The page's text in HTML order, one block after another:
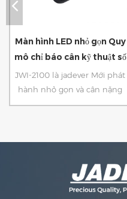
Màn hình LED nhỏ gọn Quy
mô chỉ báo cân kỹ thuật số
JWI-2100 là jadever Mới phát
hành nhỏ gọn và cân nặng
kinh tế Chỉ báo. Với màn